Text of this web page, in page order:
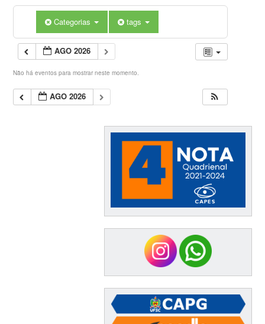
Categorias tags
AGO 2026
Não há eventos para mostrar neste momento.
AGO 2026